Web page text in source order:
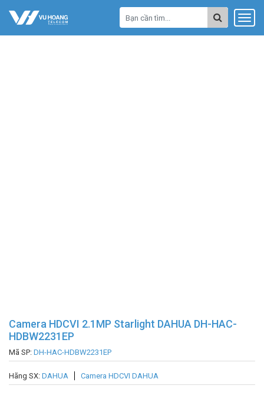
Camera HDCVI 2.1MP Starlight DAHUA DH-HAC-
HDBW2231EP
Mã SP: DH-HAC-HDBW2231EP
Hãng SX: DAHUA Camera HDCVI DAHUA